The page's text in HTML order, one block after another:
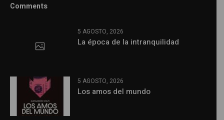
Comments
5 AGOSTO, 2026
La época de la intranquilidad
5 AGOSTO, 2026
Los amos del mundo